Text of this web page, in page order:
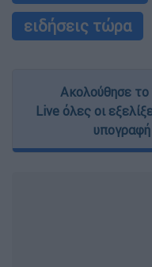
ειδήσεις τώρα
Ακολούθησε
Live όλες οι